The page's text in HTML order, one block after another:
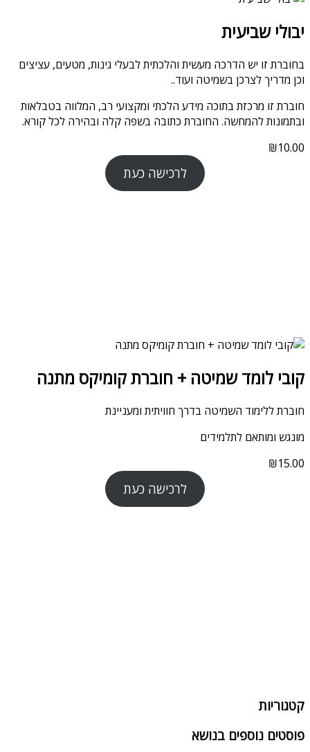
יבולי שביעית
בחוברת זו יש הדרכה מעשית והלכתית לבעלי גינות, מטעים, עציצים
וכן מדריך לצרכן בשמיטה ועוד..
חוברת זו מרכזת בתוכה מידע הלכתי ומקצועי רב, המלווה בטבלאות
ובתמונות להמחשה. החוברת כתובה בשפה קלה ובהירה לכל קורא.
₪10.00
לרכישה כעת
קובי לומד שמיטה + חוברת קומיקס מתנה
חוברת ללימוד השמיטה בדרך חוויתית ומעניינת
מונגש ומותאם לתלמידים
₪15.00
לרכישה כעת
קטגוריות
פוסטים נוספים בנושא